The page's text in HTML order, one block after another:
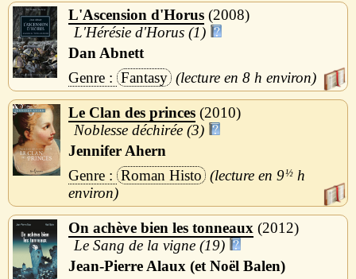
L'Ascension d'Horus 2008
L'Hérésie d'Horus (1)
Dan Abnett
Fantasy
8 h
Le Clan des princes 2010
Noblesse déchirée (3)
Jennifer Ahern
Roman Histo
9½ h
On achève bien les tonneaux
2012
Le Sang de la vigne (19)
Jean-Pierre Alaux (et Noël Balen)